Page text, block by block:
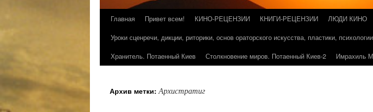
Главная Привет всем! КИНО-РЕЦЕНЗИИ КНИГИ-РЕЦЕНЗИИ ЛЮДИ КИНО
Уроки сценречи, дикции, риторики, основ ораторского искусства, пластики,
Хранитель. Потаенный Киев
Столкновение миров. Потаенный Киев-2 Имрахиль
Архив метки:Архистратиг